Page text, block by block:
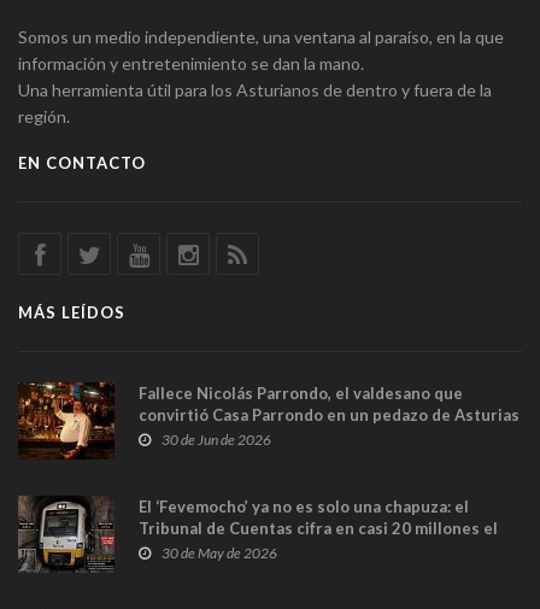
Somos un medio independiente, una ventana al paraíso, en la que
información y entretenimiento se dan la mano.
Una herramienta útil para los Asturianos de dentro y fuera de la
región.
EN CONTACTO
MÁS LEÍDOS
Fallece Nicolás Parrondo, el valdesano que
convirtió Casa Parrondo en un pedazo de Asturias
en Madrid
30 de Jun de 2026
El ‘Fevemocho’ ya no es solo una chapuza: el
Tribunal de Cuentas cifra en casi 20 millones el
sobrecoste de los trenes que no cabían por los
30 de May de 2026